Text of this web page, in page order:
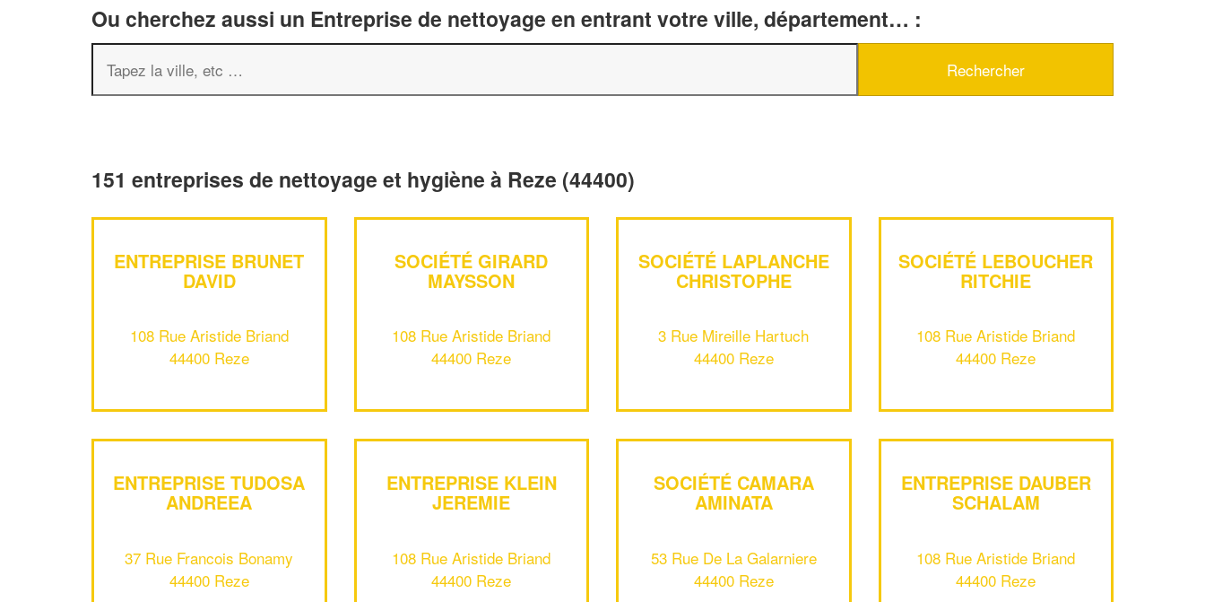
Ou cherchez aussi un Entreprise de nettoyage en entrant votre ville, département… :
151 entreprises de nettoyage et hygiène à Reze (44400)
ENTREPRISE BRUNET
DAVID
108 Rue Aristide Briand
44400 Reze
SOCIÉTÉ GIRARD
MAYSSON
108 Rue Aristide Briand
44400 Reze
SOCIÉTÉ LAPLANCHE
CHRISTOPHE
3 Rue Mireille Hartuch
44400 Reze
SOCIÉTÉ LEBOUCHER
RITCHIE
108 Rue Aristide Briand
44400 Reze
ENTREPRISE TUDOSA
ANDREEA
37 Rue Francois Bonamy
44400 Reze
ENTREPRISE KLEIN
JEREMIE
108 Rue Aristide Briand
44400 Reze
SOCIÉTÉ CAMARA
AMINATA
53 Rue De La Galarniere
44400 Reze
ENTREPRISE DAUBER
SCHALAM
108 Rue Aristide Briand
44400 Reze
✕
Vous êtes un
Augmentez votre